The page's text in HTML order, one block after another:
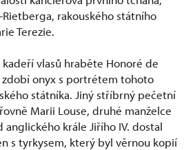
Rietberga, rakouského státního
Terezie.
vlasů hraběte Honoré de
zdobí onyx s portrétem tohoto
státníka. Jiný stříbrný pečetní
Marii Louse, druhé manželce
anglického krále Jiřího IV. dostal
s tyrkysem, který byl věrnou kopií